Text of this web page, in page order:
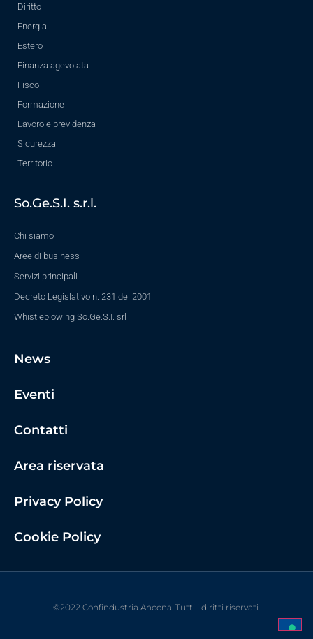
Diritto
Energia
Estero
Finanza agevolata
Fisco
Formazione
Lavoro e previdenza
Sicurezza
Territorio
So.Ge.S.I. s.r.l.
Chi siamo
Aree di business
Servizi principali
Decreto Legislativo n. 231 del 2001
Whistleblowing So.Ge.S.I. srl
News
Eventi
Contatti
Area riservata
Privacy Policy
Cookie Policy
©2022 Confindustria Ancona. Tutti i diritti riservati.